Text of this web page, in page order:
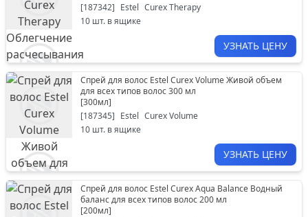
[187342] Estel Curex Therapy
10 шт. в ящике
УЗНАТЬ ЦЕНУ
Спрей для волос Estel Curex Volume Живой объем
для всех типов волос 300 мл
[300мл]
[187345] Estel Curex Volume
10 шт. в ящике
УЗНАТЬ ЦЕНУ
Спрей для волос Estel Curex Aqua Balance Водный
баланс для всех типов волос 200 мл
[200мл]